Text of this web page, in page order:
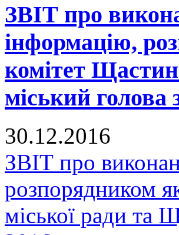
ЗВІТ про
інформацію,
комітет
міський голова
30.12.2016
ЗВІТ про
розпорядником
міської ради та